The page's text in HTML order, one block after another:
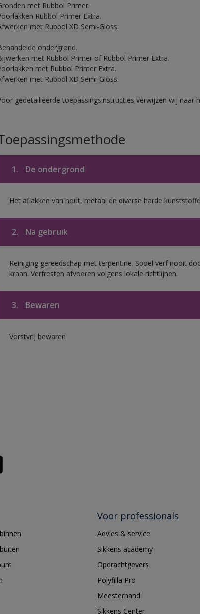
met Rubbol Primer.
Rubbol Primer Extra.
met Rubbol XD Semi-Gloss.
ondergrond.
met Rubbol Primer of Rubbol Primer Extra.
met Rubbol Primer Extra.
met Rubbol XD Semi-Gloss.
gedetailleerde toepassingsinstructies verwijzen wij naar
1. De ondergrond
Het aflakken van hout, metaal en diverse harde
2. Na gebruik
Reiniging gereedschap met terpentine. Spoel verf nooit
kraan. Verfresten afvoeren volgens lokale richtlijnen.
3. Bewaren
Vorstvrij bewaren
Voor professionals
Advies & service
Sikkens academy
Opdrachtgevers
Polyfilla Pro
Meesterhand
Sikkens Center